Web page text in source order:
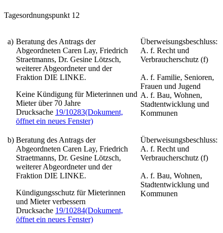
Tagesordnungspunkt 12
a) Beratung des Antrags der
Abgeordneten Caren Lay, Friedrich
Straetmanns, Dr. Gesine Lötzsch,
weiterer Abgeordneter und der
Fraktion DIE LINKE.
Keine Kündigung für Mieterinnen und
Mieter über 70 Jahre
Drucksache 19/10283(Dokument,
öffnet ein neues Fenster)
Überweisungsbeschluss:
A. f. Recht und
Verbraucherschutz (f)
A. f. Familie, Senioren,
Frauen und Jugend
A. f. Bau, Wohnen,
Stadtentwicklung und
Kommunen
b) Beratung des Antrags der
Abgeordneten Caren Lay, Friedrich
Straetmanns, Dr. Gesine Lötzsch,
weiterer Abgeordneter und der
Fraktion DIE LINKE.
Kündigungsschutz für Mieterinnen
und Mieter verbessern
Drucksache 19/10284(Dokument,
öffnet ein neues Fenster)
Überweisungsbeschluss:
A. f. Recht und
Verbraucherschutz (f)
A. f. Bau, Wohnen,
Stadtentwicklung und
Kommunen